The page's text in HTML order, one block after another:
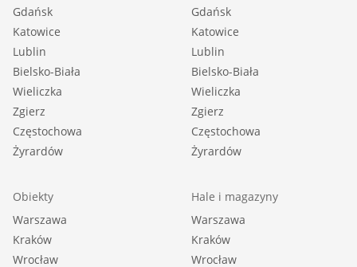
Gdańsk
Katowice
Lublin
Bielsko-Biała
Wieliczka
Zgierz
Częstochowa
Żyrardów
Gdańsk
Katowice
Lublin
Bielsko-Biała
Wieliczka
Zgierz
Częstochowa
Żyrardów
Obiekty
Warszawa
Kraków
Wrocław
Hale i magazyny
Warszawa
Kraków
Wrocław